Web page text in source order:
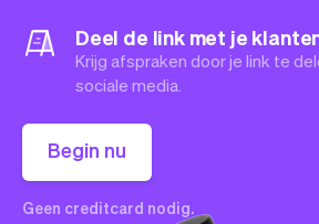
Deel de link met je
Krijg afspraken door je link te
sociale media.
Begin nu
Geen creditcard nodig.